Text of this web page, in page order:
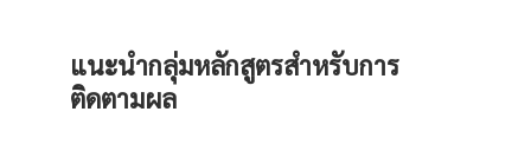
แนะนำกลุ่มหลักสูตรสำหรับการ
ติดตามผล